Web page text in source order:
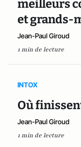
meilleurs
et grands-
Jean-Paul Giroud
1 min de lecture
INTOX
Où
Jean-Paul Giroud
1 min de lecture